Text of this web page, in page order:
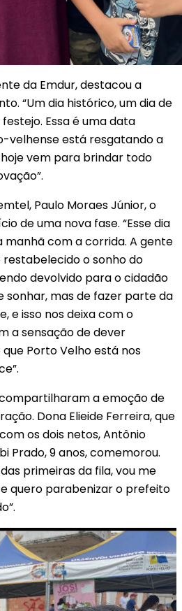
da Emdur, destacou a
“Um dia histórico, um dia de
Essa é uma data
velhense está resgatando a
vem para brindar todo
Paulo Moraes Júnior, o
de uma nova fase. “Esse dia
manhã com a corrida. A gente
o sonho do
devolvido para o cidadão
sonhar, mas de fazer parte da
e isso nos deixa com o
a sensação de dever
Porto Velho está nos
a emoção de
Dona Elieide Ferreira, que
os dois netos, Antônio
Prado, 9 anos, comemorou.
primeiras da fila, vou me
quero parabenizar o prefeito